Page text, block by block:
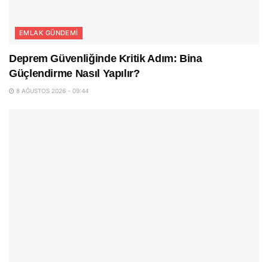
EMLAK GÜNDEMI
Deprem Güvenliğinde Kritik Adım: Bina
Güçlendirme Nasıl Yapılır?
8 AĞUSTOS 2026 - 09:44